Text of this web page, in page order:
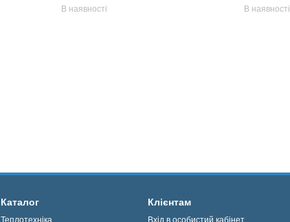
В наявності В наявності
Каталог
Теплотехніка
Клієнтам
Вхід в особистий кабінет